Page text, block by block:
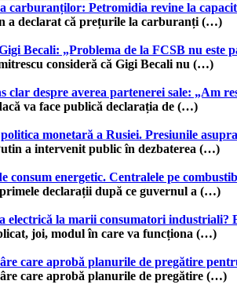
carburanților: Petromidia revine la
a declarat că prețurile la carburanți (…)
Becali: „Problema de la FCSB nu este
consideră că Gigi Becali nu (…)
clar despre averea partenerei sale: „Am
va face publică declarația de (…)
monetară a Rusiei. Presiunile
a intervenit public în dezbaterea (…)
consum energetic. Centralele pe
declarații după ce guvernul a (…)
electrică la marii consumatori industriali?
joi, modul în care va funcționa (…)
care aprobă planurile de pregătire
care aprobă planurile de pregătire (…)